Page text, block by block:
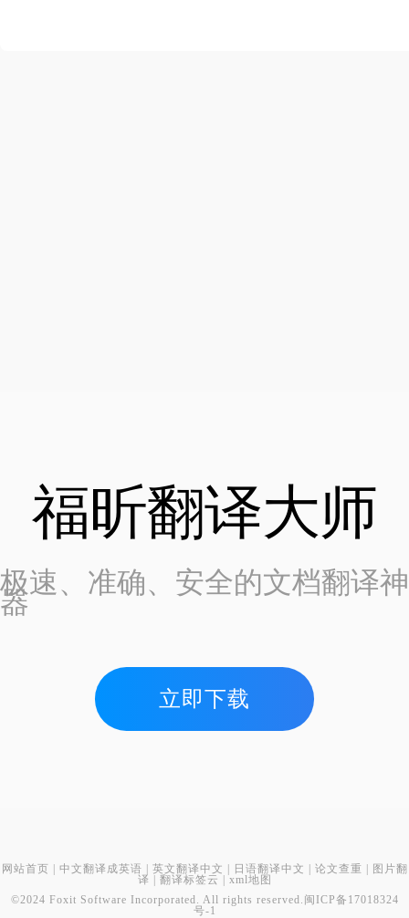
福昕翻译大师
极速、准确、安全的文档翻译神
器
立即下载
网站首页 中文翻译成英语 英文翻译中文 日语翻译中文 论文查重
图片翻
译
翻译标签云
xml地图
©2024 Foxit Software Incorporated. All rights reserved. 闽ICP备17018324
号-1